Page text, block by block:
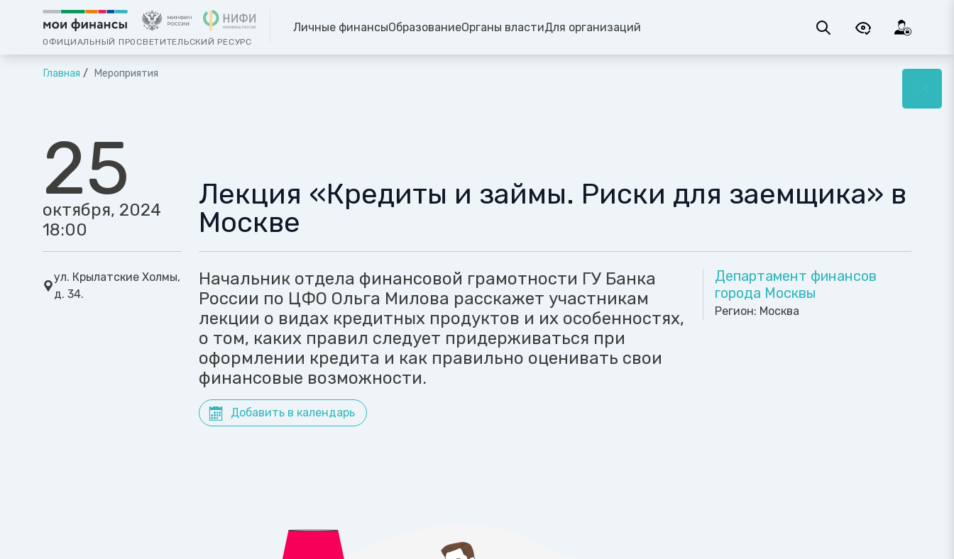
ОФИЦИАЛЬНЫЙ ПРОСВЕТИТЕЛЬСКИЙ РЕСУРС
Личные финансыОбразованиеОрганы властиДля организаций
Главная Мероприятия
25
октября, 2024
18:00
ул. Крылатские Холмы,
д. 34.
Лекция «Кредиты и займы. Риски для заемщика» в
Москве
Начальник отдела финансовой грамотности ГУ Банка
России по ЦФО Ольга Милова расскажет участникам
лекции о видах кредитных продуктов и их особенностях,
о том, каких правил следует придерживаться при
оформлении кредита и как правильно оценивать свои
финансовые возможности.
Добавить в календарь
Департамент финансов
города Москвы
Регион: Москва